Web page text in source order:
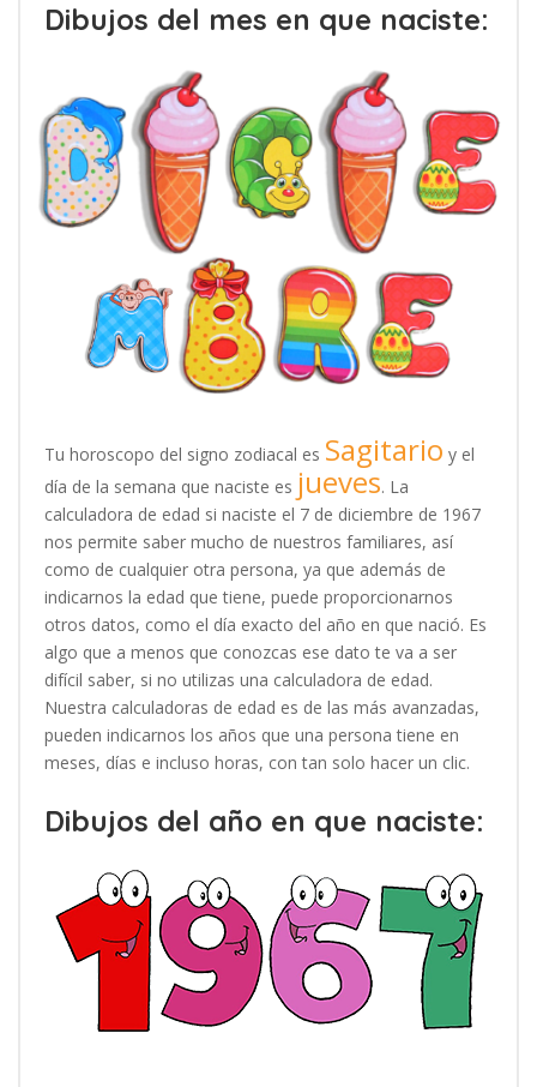
Dibujos del mes en que naciste:
Tu horoscopo del signo zodiacal es Sagitario y el
día de la semana que naciste es jueves. La
calculadora de edad si naciste el 7 de diciembre de 1967
nos permite saber mucho de nuestros familiares, así
como de cualquier otra persona, ya que además de
indicarnos la edad que tiene, puede proporcionarnos
otros datos, como el día exacto del año en que nació. Es
algo que a menos que conozcas ese dato te va a ser
difícil saber, si no utilizas una calculadora de edad.
Nuestra calculadoras de edad es de las más avanzadas,
pueden indicarnos los años que una persona tiene en
meses, días e incluso horas, con tan solo hacer un clic.
Dibujos del año en que naciste: